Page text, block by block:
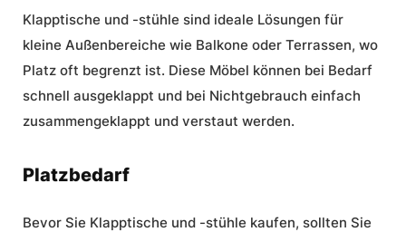
Klapptische und -stühle sind ideale Lösungen für
kleine Außenbereiche wie Balkone oder Terrassen, wo
Platz oft begrenzt ist. Diese Möbel können bei Bedarf
schnell ausgeklappt und bei Nichtgebrauch einfach
zusammengeklappt und verstaut werden.
Platzbedarf
Bevor Sie Klapptische und -stühle kaufen, sollten Sie